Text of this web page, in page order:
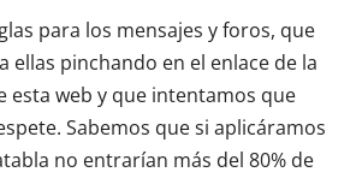
para los mensajes y foros, que
ellas pinchando en el enlace de la
esta web y que intentamos que
Sabemos que si aplicáramos
no entrarían más del 80% de